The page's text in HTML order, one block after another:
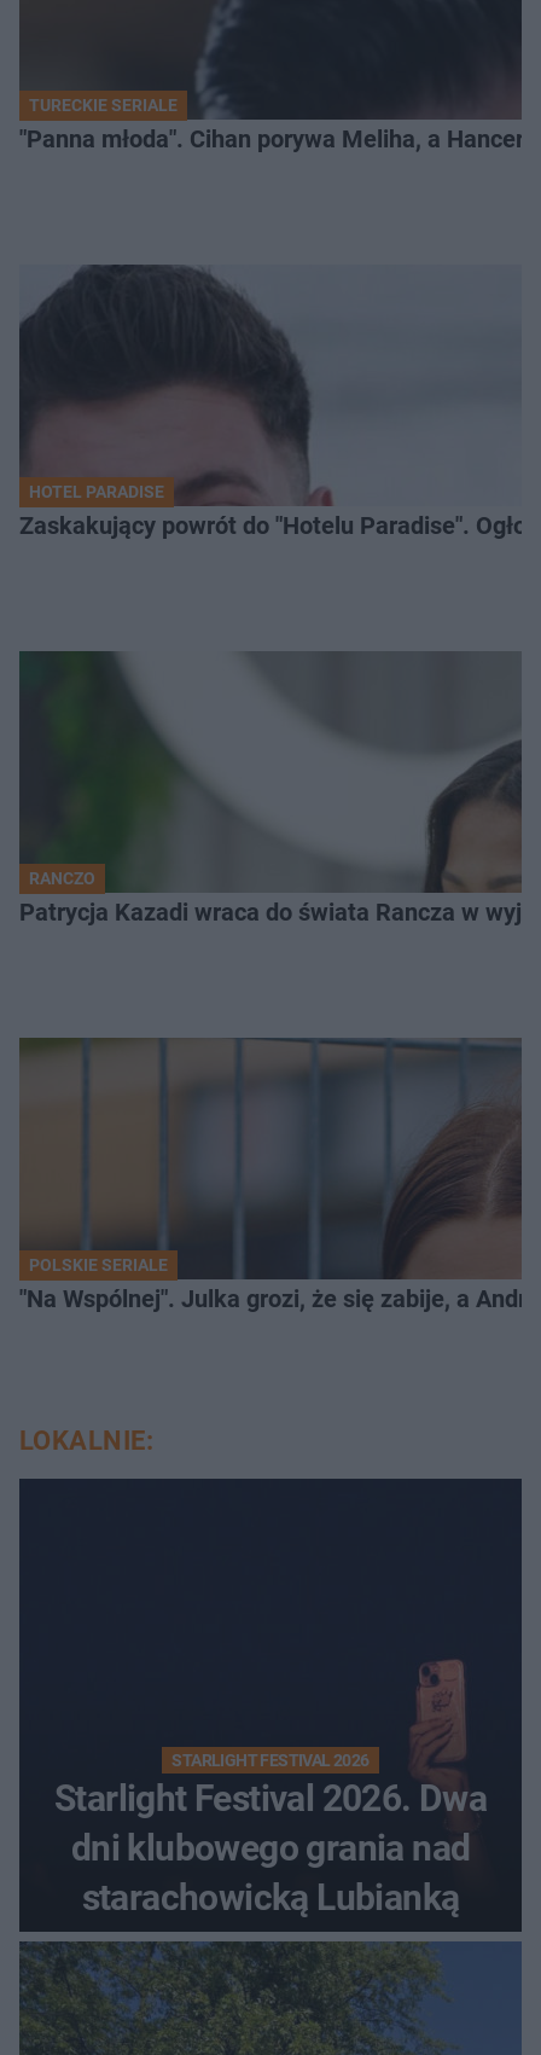
TURECKIE SERIALE
"Panna młoda". Cihan porywa Meliha, a
HOTEL PARADISE
Zaskakujący powrót do "Hotelu Paradise".
RANCZO
Patrycja Kazadi wraca do świata Rancza w
POLSKIE SERIALE
"Na Wspólnej". Julka grozi, że się zabije, a
LOKALNIE:
STARLIGHT FESTIVAL 2026
Starlight Festival 2026. Dwa
dni klubowego grania nad
starachowicką Lubianką